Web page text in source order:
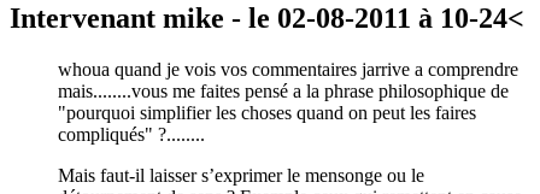
Intervenant mike - le 02-08-2011 à 10-24<
whoua quand je vois vos commentaires jarrive a comprendre
mais........vous me faites pensé a la phrase philosophique de
"pourquoi simplifier les choses quand on peut les faires
compliqués" ?........
Mais faut-il laisser s’exprimer le mensonge ou le